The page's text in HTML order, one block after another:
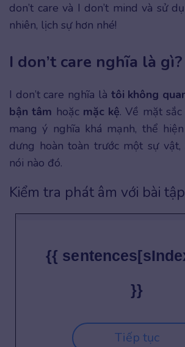
don’t care và I don’t mind và sử
nhiên, lịch sự hơn nhé!
I don’t care nghĩa là gì?
I don’t care nghĩa là tôi không
bận tâm hoặc mặc kệ. Về mặt
mang ý nghĩa khá mạnh, thể
dưng hoàn toàn trước một sự
nói nào đó.
Kiểm tra phát âm với bài
{{
}}
Tiếp tục